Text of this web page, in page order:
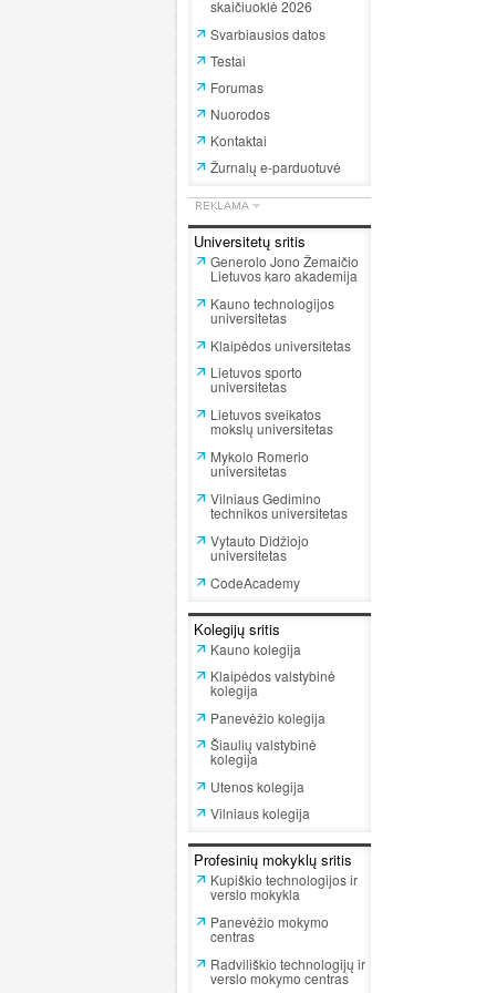
skaičiuoklė 2026
Svarbiausios datos
Testai
Forumas
Nuorodos
Kontaktai
Žurnalų e-parduotuvė
Universitetų sritis
Generolo Jono Žemaičio
Lietuvos karo akademija
Kauno technologijos
universitetas
Klaipėdos universitetas
Lietuvos sporto
universitetas
Lietuvos sveikatos
mokslų universitetas
Mykolo Romerio
universitetas
Vilniaus Gedimino
technikos universitetas
Vytauto Didžiojo
universitetas
CodeAcademy
Kolegijų sritis
Kauno kolegija
Klaipėdos valstybinė
kolegija
Panevėžio kolegija
Šiaulių valstybinė
kolegija
Utenos kolegija
Vilniaus kolegija
Profesinių mokyklų sritis
Kupiškio technologijos ir
verslo mokykla
Panevėžio mokymo
centras
Radviliškio technologijų ir
verslo mokymo centras